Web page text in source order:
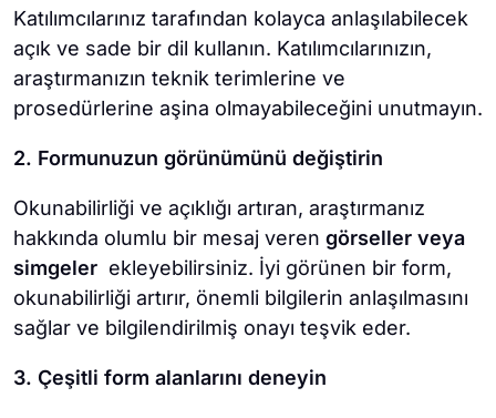
Katılımcılarınız tarafından kolayca anlaşılabilecek
açık ve sade bir dil kullanın. Katılımcılarınızın,
araştırmanızın teknik terimlerine ve
prosedürlerine aşina olmayabileceğini unutmayın.
2. Formunuzun görünümünü değiştirin
Okunabilirliği ve açıklığı artıran, araştırmanız
hakkında olumlu bir mesaj veren görseller veya
simgeler ekleyebilirsiniz. İyi görünen bir form,
okunabilirliği artırır, önemli bilgilerin anlaşılmasını
sağlar ve bilgilendirilmiş onayı teşvik eder.
3. Çeşitli form alanlarını deneyin